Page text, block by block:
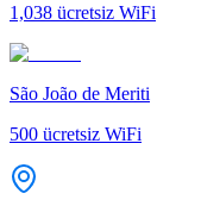
1,038 ücretsiz WiFi
São João de Meriti
500 ücretsiz WiFi